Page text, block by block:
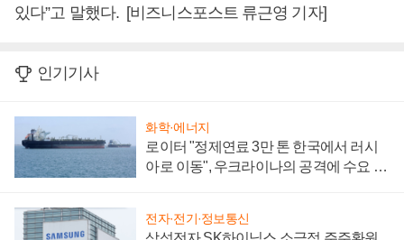
있다”고 말했다. [비즈니스포스트 류근영 기자]
인기기사
화학·에너지
로이터 "정제연료 3만 톤 한국에서 러시
아로 이동", 우크라이나의 공격에 수요 늘
전자·전기·정보통신